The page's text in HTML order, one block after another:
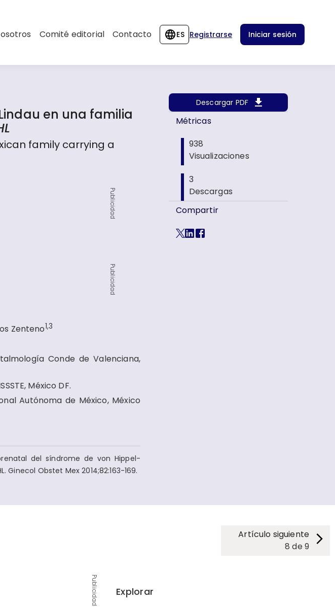
Comité editorial Contacto ES Registrarse Iniciar sesión
en una familia
family carrying a
Publicidad
Publicidad
Zenteno1,3
Conde de Valenciana,
México DF.
Autónoma de México, México
del síndrome de von Hippel-
Obstet Mex 2014;82:163-169.
Descargar PDF
Métricas
938
Visualizaciones
3
Descargas
Compartir
Artículo siguiente
8 de9
Publicidad Explorar